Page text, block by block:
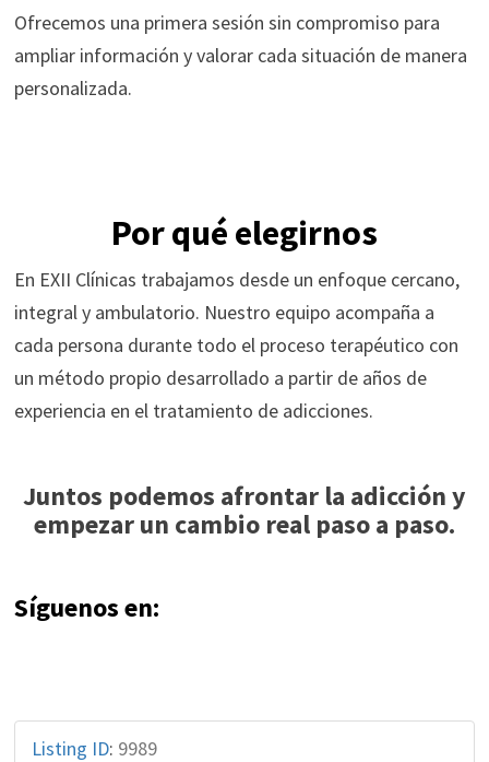
Ofrecemos una primera sesión sin compromiso para
ampliar información y valorar cada situación de manera
personalizada.
Por qué elegirnos
En EXII Clínicas trabajamos desde un enfoque cercano,
integral y ambulatorio. Nuestro equipo acompaña a
cada persona durante todo el proceso terapéutico con
un método propio desarrollado a partir de años de
experiencia en el tratamiento de adicciones.
Juntos podemos afrontar la adicción y
empezar un cambio real paso a paso.
Síguenos en:
Listing ID: 9989